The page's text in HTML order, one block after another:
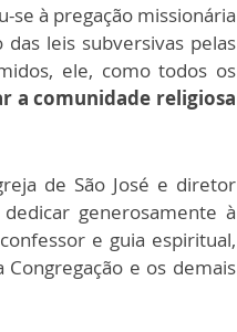
se à pregação missionária
leis subversivas pelas
ele, como todos os
a comunidade religiosa
de São José e diretor
generosamente à
e guia espiritual,
e os demais